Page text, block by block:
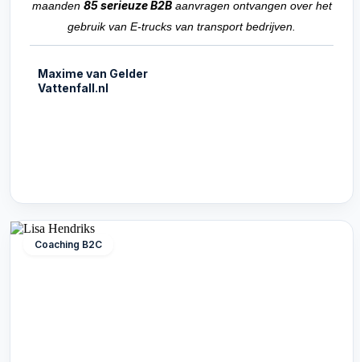
maanden 85 serieuze B2Baanvragen ontvangen over het
gebruik van E-trucks van transport bedrijven.
Maxime van Gelder
Vattenfall.nl
Coaching B2C